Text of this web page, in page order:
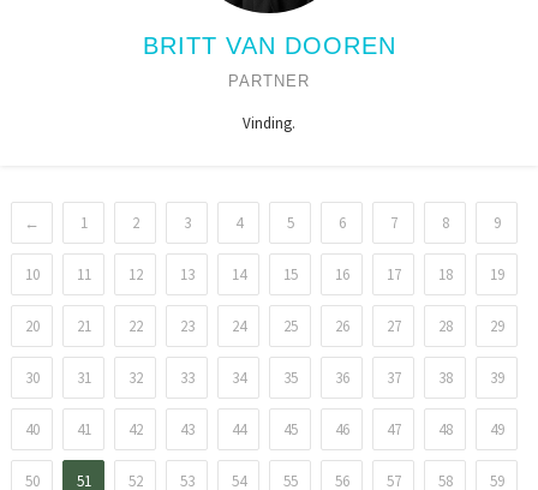
BRITT VAN DOOREN
PARTNER
Vinding.
← 1 2 3 4 5 6 7 8 9
10 11 12 13 14 15 16 17 18 19
20 21 22 23 24 25 26 27 28 29
30 31 32 33 34 35 36 37 38 39
40 41 42 43 44 45 46 47 48 49
50 51 52 53 54 55 56 57 58 59